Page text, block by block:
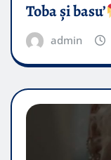
Toba și basu’
admin